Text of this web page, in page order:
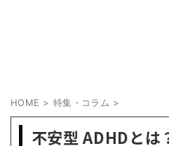
HOME > 特集・コラム >
不安型 ADHDとは